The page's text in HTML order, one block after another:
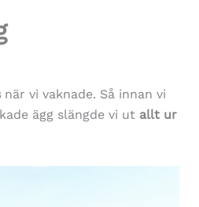
när vi vaknade. Så innan vi
ägg slängde vi ut allt ur